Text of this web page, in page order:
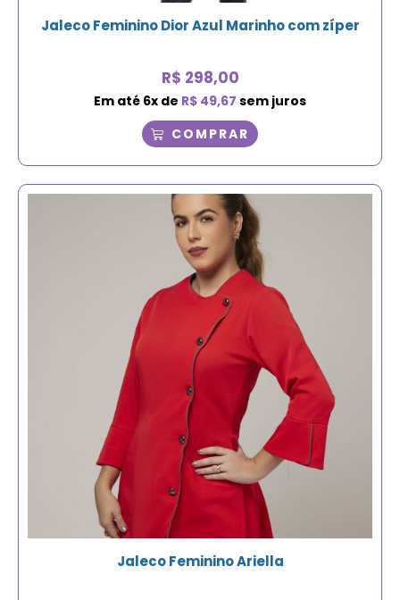
Jaleco Feminino Dior Azul Marinho com zíper
R$ 298,00
Em até 6x de R$ 49,67 sem juros
COMPRAR
Jaleco Feminino Ariella